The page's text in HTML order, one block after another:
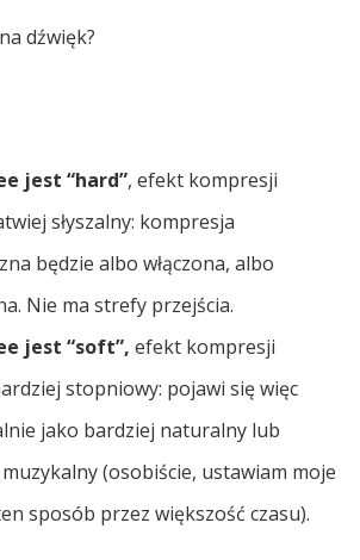
dźwięk?
jest “hard”, efekt kompresji
słyszalny: kompresja
będzie albo włączona, albo
Nie ma strefy przejścia.
jest “soft”, efekt kompresji
stopniowy: pojawi się więc
jako bardziej naturalny lub
(osobiście, ustawiam moje
sposób przez większość czasu).